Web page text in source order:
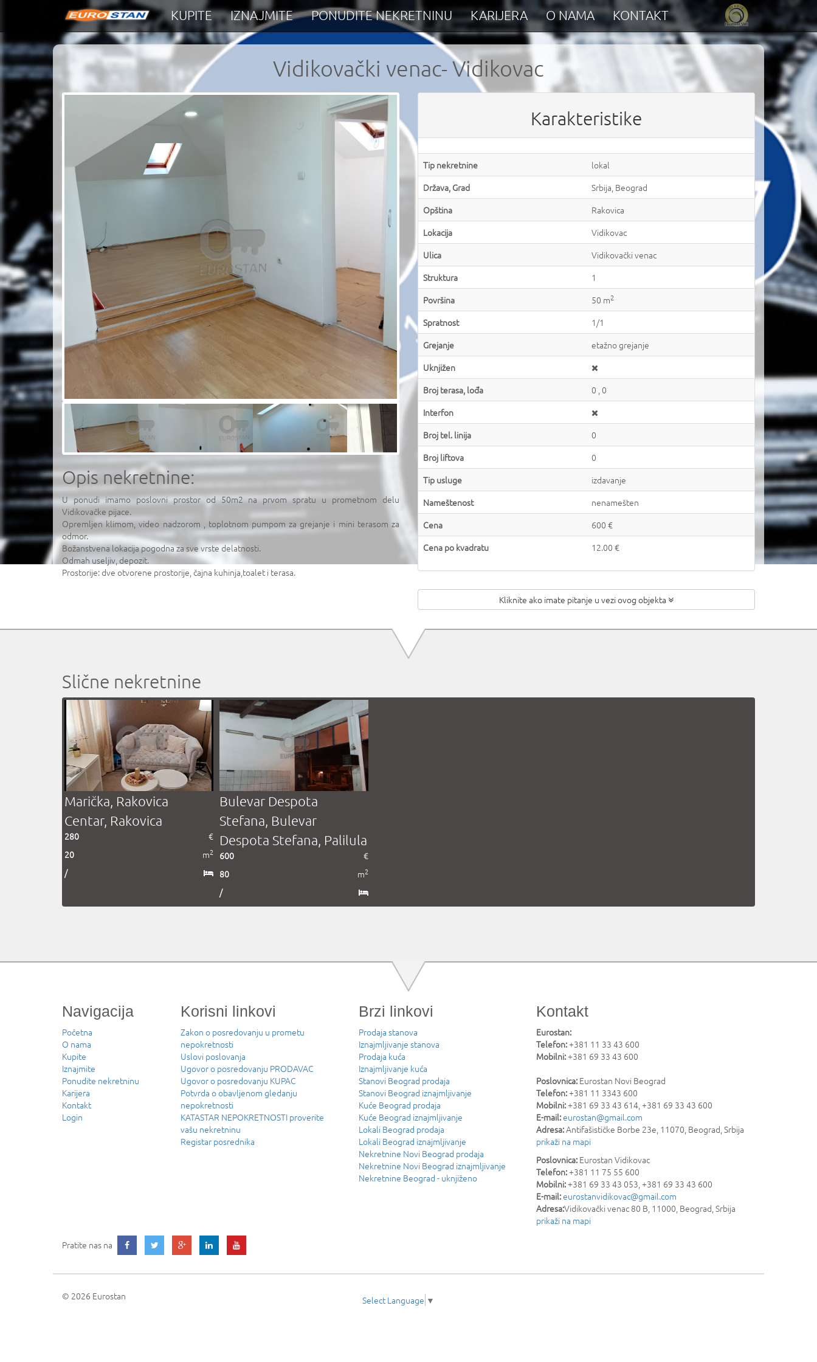
KUPITE IZNAJMITE PONUDITE NEKRETNINU KARIJERA O NAMA KONTAKT
Vidikovački venac- Vidikovac
Opis nekretnine:
U ponudi imamo poslovni prostor od 50m2 na prvom spratu u prometnom delu
Vidikovačke pijace.
Opremljen klimom, video nadzorom , toplotnom pumpom za grejanje i mini terasom za
odmor.
Božanstvena lokacija pogodna za sve vrste delatnosti.
Odmah useljiv, depozit.
Prostorije: dve otvorene prostorije, čajna kuhinja,toalet i terasa.
Karakteristike
Tip nekretnine
lokal
Država, Grad
Srbija, Beograd
Opština
Rakovica
Lokacija
Vidikovac
Ulica
Vidikovački venac
Struktura
1
Površina
50 m2
Spratnost
1/1
Grejanje
etažno grejanje
Uknjižen
Broj terasa, lođa
0 , 0
Interfon
Broj tel. linija
0
Broj liftova
0
Tip usluge
izdavanje
Nameštenost
nenamešten
Cena
600 €
Cena po kvadratu
12.00 €
Kliknite ako imate pitanje u vezi ovog objekta
Slične nekretnine
Marička, Rakovica
Centar, Rakovica
280
€
20
m2
/
Bulevar Despota
Stefana, Bulevar
Despota Stefana, Palilula
600
€
80
m2
/
Navigacija
Početna
O nama
Kupite
Iznajmite
Ponudite nekretninu
Karijera
Kontakt
Login
Korisni linkovi
Zakon o posredovanju u prometu
nepokretnosti
Uslovi poslovanja
Ugovor o posredovanju PRODAVAC
Ugovor o posredovanju KUPAC
Potvrda o obavljenom gledanju
nepokretnosti
KATASTAR NEPOKRETNOSTI proverite
vašu nekretninu
Registar posrednika
Brzi linkovi
Prodaja stanova
Iznajmljivanje stanova
Prodaja kuća
Iznajmljivanje kuća
Stanovi Beograd prodaja
Stanovi Beograd iznajmljivanje
Kuće Beograd prodaja
Kuće Beograd iznajmljivanje
Lokali Beograd prodaja
Lokali Beograd iznajmljivanje
Nekretnine Novi Beograd prodaja
Nekretnine Novi Beograd iznajmljivanje
Nekretnine Beograd - uknjiženo
Kontakt
Eurostan:
Telefon:+381 11 33 43 600
Mobilni:+381 69 33 43 600
Poslovnica: Eurostan Novi Beograd
Telefon:+381 11 3343 600
Mobilni:+381 69 33 43 614, +381 69 33 43 600
E-mail:eurostan@gmail.com
Adresa:Antifašističke Borbe 23e, 11070, Beograd,Srbija
prikaži na mapi
Poslovnica: Eurostan Vidikovac
Telefon:+381 11 75 55 600
Mobilni:+381 69 33 43 053, +381 69 33 43 600
E-mail:eurostanvidikovac@gmail.com
Adresa:Vidikovački venac 80 B, 11000, Beograd,Srbija
prikaži na mapi
Pratite nas na
© 2026 Eurostan Select Language ▼